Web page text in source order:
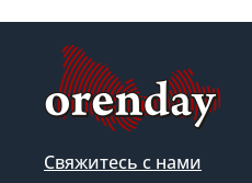
Свяжитесь с нами